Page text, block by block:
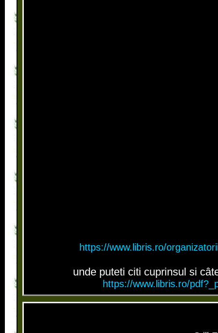
https://www.libris.ro/
unde puteti citi cuprinsul si
https://www.libris.ro/